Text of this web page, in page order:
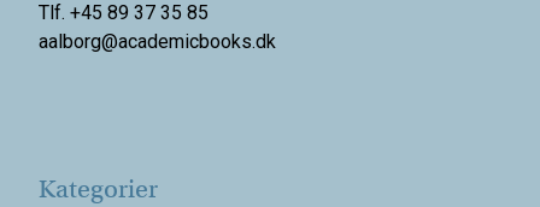
Tlf. +45 89 37 35 85
aalborg@academicbooks.dk
Kategorier